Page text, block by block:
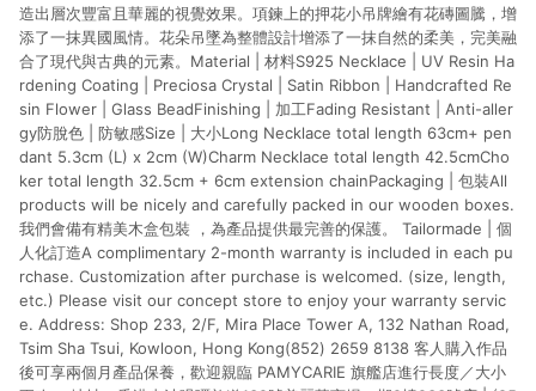
造出層次豐富且華麗的視覺效果。項鍊上的押花小吊牌繪有花磚圖騰，增
添了一抹異國風情。花朵吊墜為整體設計增添了一抹自然的柔美，完美融
合了現代與古典的元素。Material | 材料S925 Necklace | UV Resin Ha
rdening Coating | Preciosa Crystal | Satin Ribbon | Handcrafted Re
sin Flower | Glass BeadFinishing | 加工Fading Resistant | Anti-aller
gy防脫色 | 防敏感Size | 大小Long Necklace total length 63cm+ pen
dant 5.3cm (L) x 2cm (W)Charm Necklace total length 42.5cmCho
ker total length 32.5cm + 6cm extension chainPackaging | 包裝All
products will be nicely and carefully packed in our wooden boxes.
我們會備有精美木盒包裝 ，為產品提供最完善的保護。 Tailormade | 個
人化訂造A complimentary 2-month warranty is included in each pu
rchase. Customization after purchase is welcomed. (size, length,
etc.) Please visit our concept store to enjoy your warranty servic
e. Address: Shop 233, 2/F, Mira Place Tower A, 132 Nathan Road,
Tsim Sha Tsui, Kowloon, Hong Kong(852) 2659 8138 客人購入作品
後可享兩個月產品保養，歡迎親臨 PAMYCARIE 旗艦店進行長度／大小